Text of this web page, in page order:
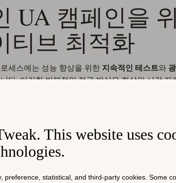
This website uses
preference, statistical, and third-party cookies. Some
UA 캠페인을
티브 최적화
세스에는 성능 향상을 위한 지속적인 테스트와
다. 이러한 반복적인 접근 방식은 최상의 시각 자
(CTR), 향상된 전환율 및 더 나은 투자 수익
활용하고 고급 테스트 방법론을 구현하는 것은 마
극대화하는 데 도움이 될 수 있으며, 이는 경쟁
어질 수 있습니다.